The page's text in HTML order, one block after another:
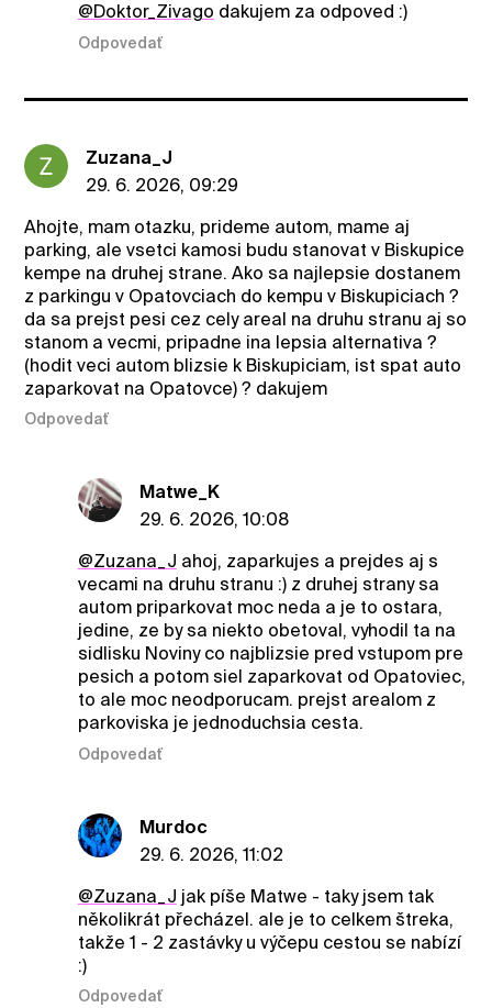
@Doktor_Zivago dakujem za odpoved :)
Odpovedať
Zuzana_J
29. 6. 2026, 09:29
Ahojte, mam otazku, prideme autom, mame aj
parking, ale vsetci kamosi budu stanovat v Biskupice
kempe na druhej strane. Ako sa najlepsie dostanem
z parkingu v Opatovciach do kempu v Biskupiciach ?
da sa prejst pesi cez cely areal na druhu stranu aj so
stanom a vecmi, pripadne ina lepsia alternativa ?
(hodit veci autom blizsie k Biskupiciam, ist spat auto
zaparkovat na Opatovce) ? dakujem
Odpovedať
Matwe_K
29. 6. 2026, 10:08
@Zuzana_J ahoj, zaparkujes a prejdes aj s
vecami na druhu stranu :) z druhej strany sa
autom priparkovat moc neda a je to ostara,
jedine, ze by sa niekto obetoval, vyhodil ta na
sidlisku Noviny co najblizsie pred vstupom pre
pesich a potom siel zaparkovat od Opatoviec,
to ale moc neodporucam. prejst arealom z
parkoviska je jednoduchsia cesta.
Odpovedať
Murdoc
29. 6. 2026, 11:02
@Zuzana_J jak píše Matwe - taky jsem tak
několikrát přecházel. ale je to celkem štreka,
takže 1 - 2 zastávky u výčepu cestou se nabízí
:)
Odpovedať